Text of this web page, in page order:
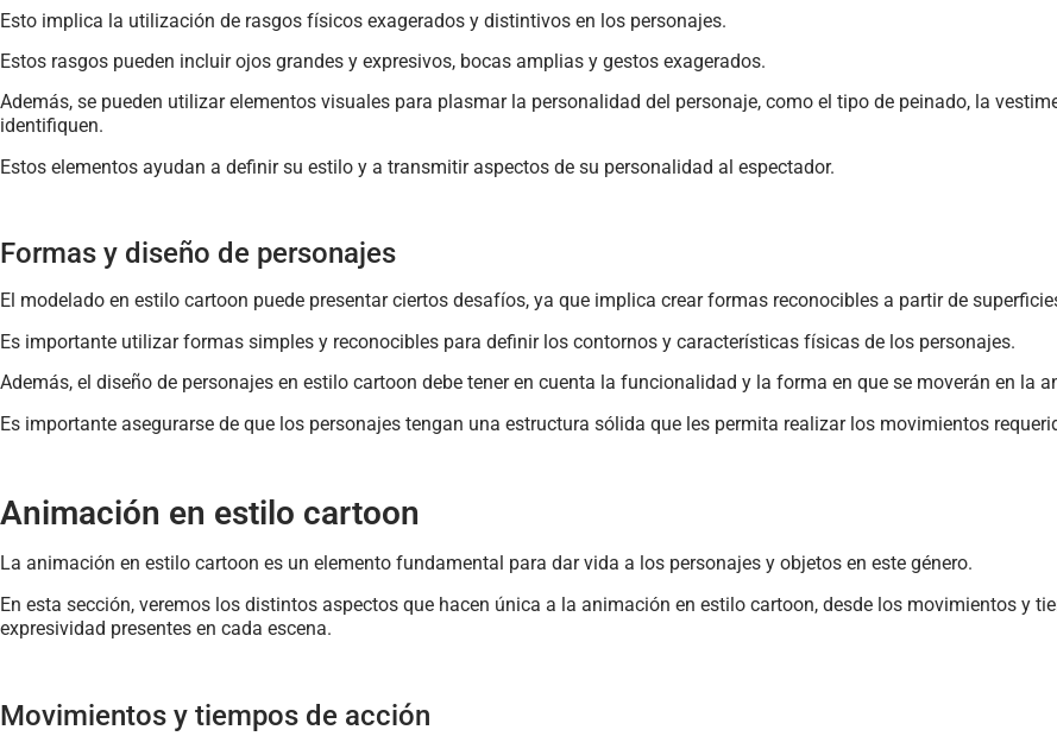
Esto implica la utilización de rasgos físicos exagerados y distintivos en los personajes.
Estos rasgos pueden incluir ojos grandes y expresivos, bocas amplias y gestos exagerados.
Además, se pueden utilizar elementos visuales para plasmar la personalidad del personaje, como el tipo de peinado, la
identifiquen.
Estos elementos ayudan a definir su estilo y a transmitir aspectos de su personalidad al espectador.
Formas y diseño de personajes
El modelado en estilo cartoon puede presentar ciertos desafíos, ya que implica crear formas reconocibles a partir de
Es importante utilizar formas simples y reconocibles para definir los contornos y características físicas de los personajes.
Además, el diseño de personajes en estilo cartoon debe tener en cuenta la funcionalidad y la forma en que se moverán en la
Es importante asegurarse de que los personajes tengan una estructura sólida que les permita realizar los movimientos
Animación en estilo cartoon
La animación en estilo cartoon es un elemento fundamental para dar vida a los personajes y objetos en este género.
En esta sección, veremos los distintos aspectos que hacen única a la animación en estilo cartoon, desde los movimientos y
expresividad presentes en cada escena.
Movimientos y tiempos de acción